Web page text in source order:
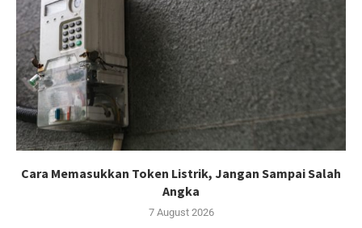
Cara Memasukkan Token Listrik, Jangan Sampai Salah
Angka
7 August 2026